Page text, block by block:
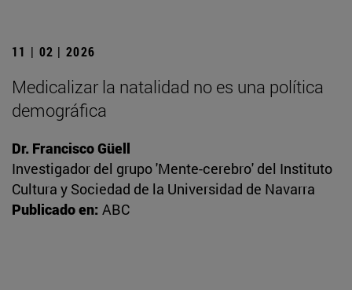
11 | 02 | 2026
Medicalizar la natalidad no es una política
demográfica
Dr. Francisco Güell
Investigador del grupo 'Mente-cerebro' del Instituto
Cultura y Sociedad de la Universidad de Navarra
Publicado en: ABC